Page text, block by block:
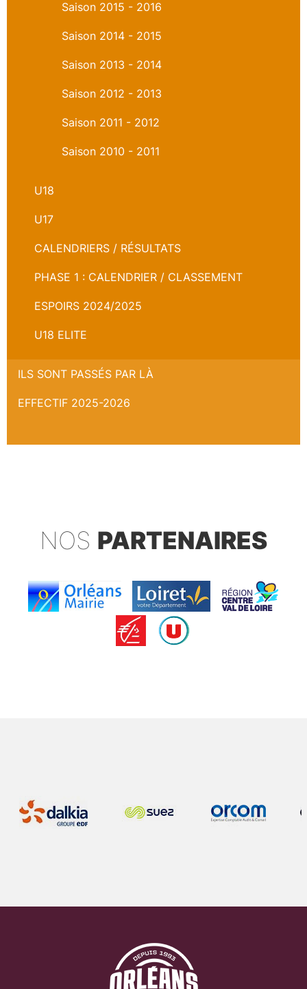
Saison 2015 - 2016
Saison 2014 - 2015
Saison 2013 - 2014
Saison 2012 - 2013
Saison 2011 - 2012
Saison 2010 - 2011
U18
U17
CALENDRIERS / RÉSULTATS
PHASE 1 : CALENDRIER / CLASSEMENT
ESPOIRS 2024/2025
U18 ELITE
ILS SONT PASSÉS PAR LÀ
EFFECTIF 2025-2026
NOS PARTENAIRES